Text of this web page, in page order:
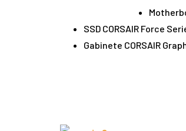
SSD CORSAIR Force
Gabinete CORSAIR